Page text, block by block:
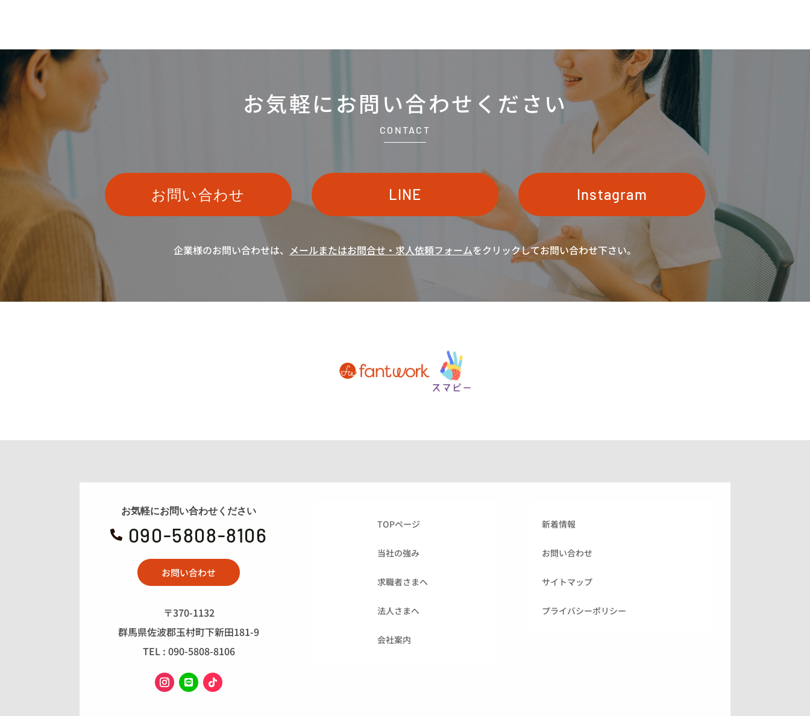
お気軽にお問い合わせ ください
CONTACT
お問い合わせ LINE Instagram
企業様のお問い合わせは、 メールまたはお問合せ・求人依頼フォームをクリックしてお問い合わせ下さい。
お気軽にお問い合わせください
 090-5808-8106
お問い合わせ
〒370-1132
群馬県佐波郡玉村町下新田181-9
TEL : 090-5808-8106
TOPページ
当社の強み
求職者さまへ
法人さまへ
会社案内
新着情報
お問い合わせ
サイトマップ
プライバシーポリシー